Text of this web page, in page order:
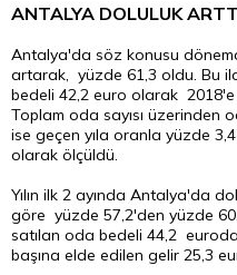
ANTALYA DOLULUK
Antalya'da söz konusu
artarak, yüzde 61,3 oldu. Bu
bedeli 42,2 euro olarak
Toplam oda sayısı üzerinden
ise geçen yıla oranla yüzde
olarak ölçüldü.
Yılın ilk 2 ayında Antalya'da
göre yüzde 57,2'den yüzde
satılan oda bedeli 44,2
başına elde edilen gelir 25,3